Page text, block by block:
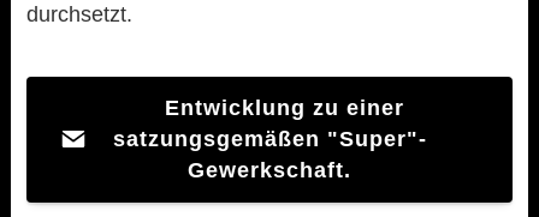
durchsetzt.
Entwicklung zu einer
satzungsgemäßen "Super"-
Gewerkschaft.